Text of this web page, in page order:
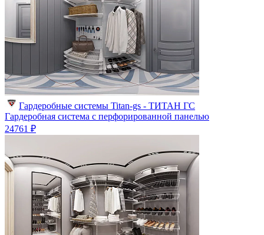
Гардеробные системы Titan-gs - ТИТАН ГС
Гардеробная система с перфорированной панелью
24761 ₽